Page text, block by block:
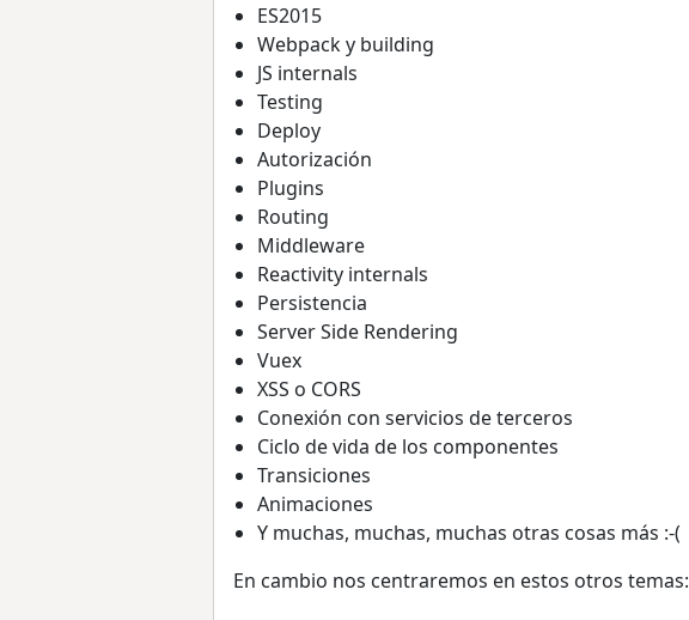
ES2015
Webpack y building
JS internals
Testing
Deploy
Autorización
Plugins
Routing
Middleware
Reactivity internals
Persistencia
Server Side Rendering
Vuex
XSS o CORS
Conexión con servicios de terceros
Ciclo de vida de los componentes
Transiciones
Animaciones
Y muchas, muchas, muchas otras cosas más :-(
En cambio nos centraremos en estos otros temas: